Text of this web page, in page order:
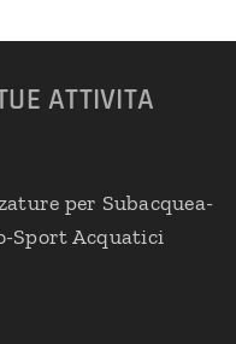
ATTIVITA
per Subacquea-
Sport Acquatici